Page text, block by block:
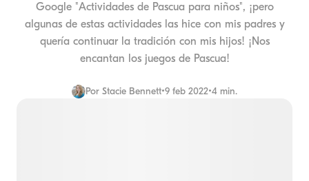
Google "Actividades de Pascua para niños", ¡pero
algunas de estas actividades las hice con mis padres y
quería continuar la tradición con mis hijos! ¡Nos
encantan los juegos de Pascua!
Por Stacie Bennett•9 feb 2022•4 min.